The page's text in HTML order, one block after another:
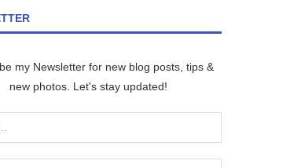
my Newsletter for new blog posts, tips &
new photos. Let's stay updated!